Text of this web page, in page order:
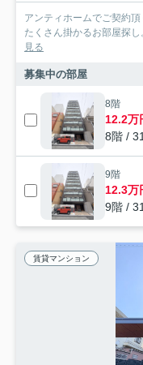
アンティホームでご契約
たくさん掛かるお部屋探
見る
募集中の部屋
8階
12.2万
8階 /
9階
12.3万
9階 /
賃貸マンション